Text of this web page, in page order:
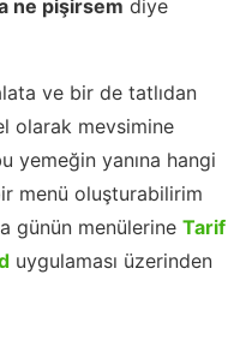
ne pişirsem diye
ve bir de tatlıdan
olarak mevsimine
yemeğin yanına hangi
menü oluşturabilirim
günün menülerine Tarif
uygulaması üzerinden